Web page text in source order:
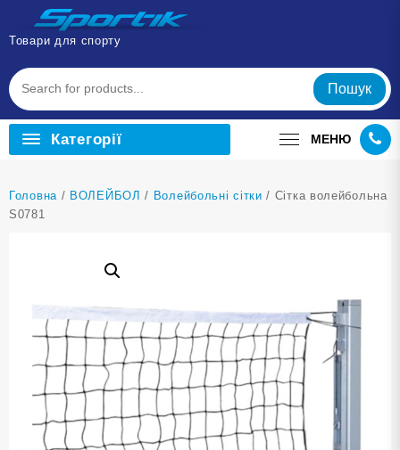
Перейти
вмісту
Товари для спорту
Пошук
Категорії МЕНЮ
Головна / ВОЛЕЙБОЛ / Волейбольні сітки / Сітка волейбольна
S0781